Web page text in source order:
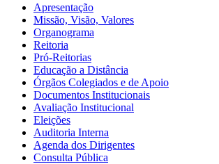
Apresentação
Missão, Visão, Valores
Organograma
Reitoria
Pró-Reitorias
Educação a Distância
Órgãos Colegiados e de Apoio
Documentos Institucionais
Avaliação Institucional
Eleições
Auditoria Interna
Agenda dos Dirigentes
Consulta Pública